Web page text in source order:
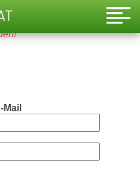
zu können, bitte ein